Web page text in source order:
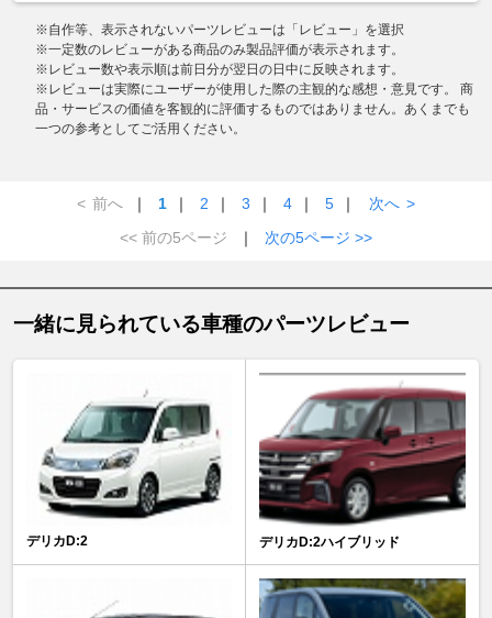
※自作等、表示されないパーツレビューは「レビュー」を選択
※一定数のレビューがある商品のみ製品評価が表示されます。
※レビュー数や表示順は前日分が翌日の日中に反映されます。
※レビューは実際にユーザーが使用した際の主観的な感想・意見です。 商
品・サービスの価値を客観的に評価するものではありません。あくまでも
一つの参考としてご活用ください。
< 前へ ｜ 1 ｜ 2 ｜ 3 ｜ 4 ｜ 5 ｜ 次へ >
<< 前の5ページ
｜ 次の5ページ >>
一緒に見られている車種のパーツレビュー
デリカD:2 デリカD:2ハイブリッド